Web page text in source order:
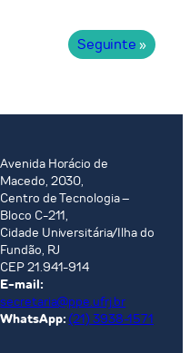
Seguinte»
Avenida Horácio de
Macedo, 2030,
Centro de Tecnologia –
Bloco C-211,
Cidade Universitária/Ilha do
Fundão, RJ
CEP 21.941-914
E-mail:
secretaria@ppe.ufrj.br
WhatsApp: (21) 3938-1571